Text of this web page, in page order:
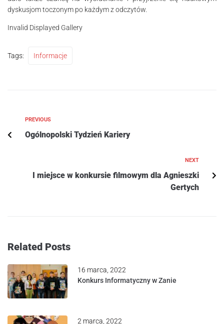
dyskusjom toczonym po każdym z odczytów.
Invalid Displayed Gallery
Tags: Informacje
PREVIOUS
Ogólnopolski Tydzień Kariery
NEXT
I miejsce w konkursie filmowym dla Agnieszki
Gertych
Related Posts
16 marca, 2022
Konkurs Informatyczny w Zanie
2 marca, 2022